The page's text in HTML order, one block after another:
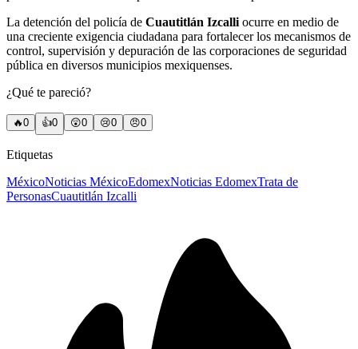
La detención del policía de Cuautitlán Izcalli ocurre en medio de
una creciente exigencia ciudadana para fortalecer los mecanismos de
control, supervisión y depuración de las corporaciones de seguridad
pública en diversos municipios mexiquenses.
¿Qué te pareció?
🔥0 👍0 😲0 😢0 😠0
Etiquetas
MéxicoNoticias MéxicoEdomexNoticias EdomexTrata de
PersonasCuautitlán Izcalli